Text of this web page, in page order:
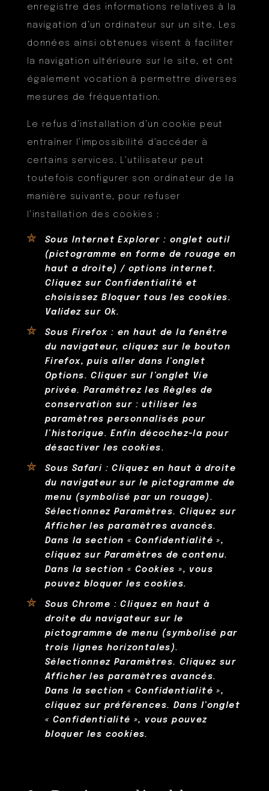
enregistre des informations relatives à la
navigation d’un ordinateur sur un site. Les
données ainsi obtenues visent à faciliter
la navigation ultérieure sur le site, et ont
également vocation à permettre diverses
mesures de fréquentation.
Le refus d’installation d’un cookie peut
entraîner l’impossibilité d’accéder à
certains services. L’utilisateur peut
toutefois configurer son ordinateur de la
manière suivante, pour refuser
l’installation des cookies :
Sous Internet Explorer : onglet outil
(pictogramme en forme de rouage en
haut a droite) / options internet.
Cliquez sur Confidentialité et
choisissez Bloquer tous les cookies.
Validez sur Ok.
Sous Firefox : en haut de la fenêtre
du navigateur, cliquez sur le bouton
Firefox, puis aller dans l’onglet
Options. Cliquer sur l’onglet Vie
privée. Paramétrez les Règles de
conservation sur : utiliser les
paramètres personnalisés pour
l’historique. Enfin décochez-la pour
désactiver les cookies.
Sous Safari : Cliquez en haut à droite
du navigateur sur le pictogramme de
menu (symbolisé par un rouage).
Sélectionnez Paramètres. Cliquez sur
Afficher les paramètres avancés.
Dans la section « Confidentialité »,
cliquez sur Paramètres de contenu.
Dans la section « Cookies », vous
pouvez bloquer les cookies.
Sous Chrome : Cliquez en haut à
droite du navigateur sur le
pictogramme de menu (symbolisé par
trois lignes horizontales).
Sélectionnez Paramètres. Cliquez sur
Afficher les paramètres avancés.
Dans la section « Confidentialité »,
cliquez sur préférences. Dans l’onglet
« Confidentialité », vous pouvez
bloquer les cookies.